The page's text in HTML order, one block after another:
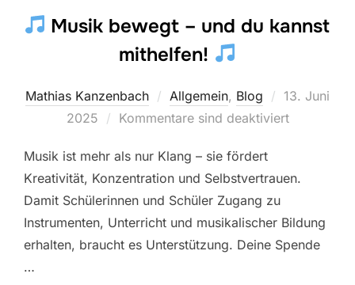
Musik bewegt – und du kannst
mithelfen!
Mathias Kanzenbach Allgemein, Blog
am
13. Juni
2025
Kommentare sind deaktiviert
Musik ist mehr als nur Klang – sie fördert
Kreativität, Konzentration und Selbstvertrauen.
Damit Schülerinnen und Schüler Zugang zu
Instrumenten, Unterricht und musikalischer Bildung
erhalten, braucht es Unterstützung. Deine Spende
…